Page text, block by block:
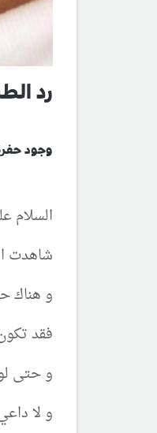
رد
وجود
السلام
شاهدت
و هناك
فقد
و حتى
و لا